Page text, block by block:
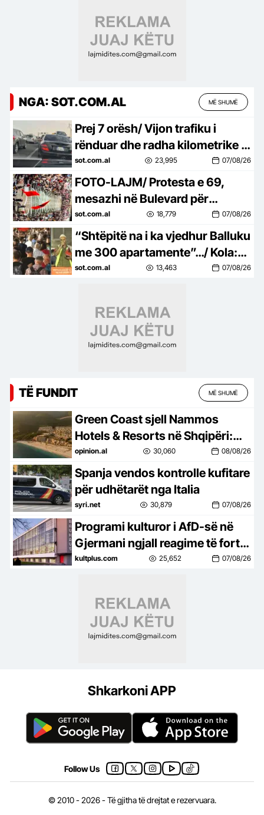
NGA: SOT.COM.AL MË SHUMË
Prej 7 orësh/ Vijon trafiku i
rënduar dhe radha kilometrike e
automjeteve në aksin Tiranë-
Elbasan
sot.com.al 23,995 07/08/26
FOTO-LAJM/ Protesta e 69,
mesazhi në Bulevard për
Prokurorinë e Posaçme: SPAK,
çfarë pret?
sot.com.al 18,779 07/08/26
“Shtëpitë na i ka vjedhur Balluku
me 300 apartamente”…/ Kola:
Rezistenca kundër Ramës
sot.com.al 13,463 07/08/26
TË FUNDIT MË SHUMË
Green Coast sjell Nammos
Hotels & Resorts në Shqipëri:
Destinacion i ri lifestyle
opinion.al 30,060 08/08/26
Spanja vendos kontrolle kufitare
për udhëtarët nga Italia
syri.net 30,879 07/08/26
Programi kulturor i AfD-së në
Gjermani ngjall reagime të forta
në botën e artit
kultplus.com 25,652 07/08/26
Shkarkoni APP
Follow Us
© 2010 - 2026 - Të gjitha të drejtat e rezervuara.